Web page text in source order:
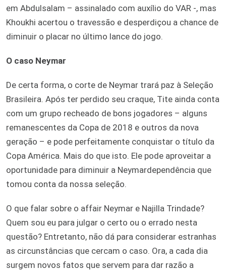
em Abdulsalam – assinalado com auxílio do VAR -, mas
Khoukhi acertou o travessão e desperdiçou a chance de
diminuir o placar no último lance do jogo.
O caso Neymar
De certa forma, o corte de Neymar trará paz à Seleção
Brasileira. Após ter perdido seu craque, Tite ainda conta
com um grupo recheado de bons jogadores – alguns
remanescentes da Copa de 2018 e outros da nova
geração – e pode perfeitamente conquistar o título da
Copa América. Mais do que isto. Ele pode aproveitar a
oportunidade para diminuir a Neymardependência que
tomou conta da nossa seleção.
O que falar sobre o affair Neymar e Najilla Trindade?
Quem sou eu para julgar o certo ou o errado nesta
questão? Entretanto, não dá para considerar estranhas
as circunstâncias que cercam o caso. Ora, a cada dia
surgem novos fatos que servem para dar razão a